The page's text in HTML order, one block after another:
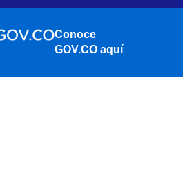
Conoce
GOV.CO aquí